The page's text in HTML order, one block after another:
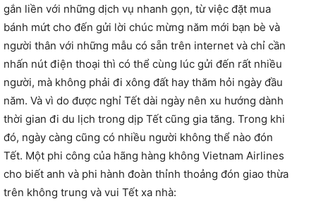
gắn liền với những dịch vụ nhanh gọn, từ việc đặt mua
bánh mứt cho đến gửi lời chúc mừng năm mới bạn bè và
người thân với những mẫu có sẵn trên internet và chỉ cần
nhấn nút điện thoại thì có thể cùng lúc gửi đến rất nhiều
người, mà không phải đi xông đất hay thăm hỏi ngày đầu
năm. Và vì do được nghỉ Tết dài ngày nên xu hướng dành
thời gian đi du lịch trong dịp Tết cũng gia tăng. Trong khi
đó, ngày càng cũng có nhiều người không thể nào đón
Tết. Một phi công của hãng hàng không Vietnam Airlines
cho biết anh và phi hành đoàn thỉnh thoảng đón giao thừa
trên không trung và vui Tết xa nhà: